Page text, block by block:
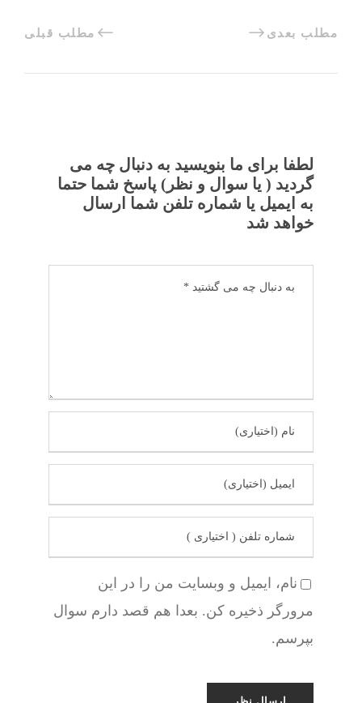
مطلب قبلی مطلب بعدی
لطفا برای ما بنویسید به دنبال چه می
گردید ( یا سوال و نظر) پاسخ شما حتما
به ایمیل یا شماره تلفن شما ارسال
خواهد شد
نام، ایمیل و وبسایت من را در این
مرورگر ذخیره کن. بعدا هم قصد دارم سوال
بپرسم.